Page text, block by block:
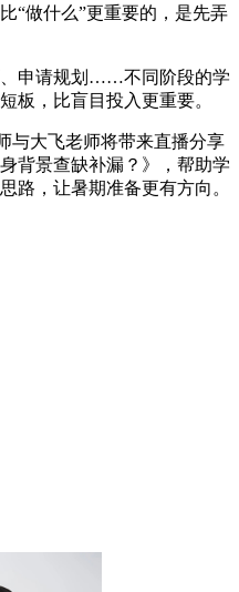
“做什么”更重要的，是先弄
申请规划……不同阶段的学
板，比盲目投入更重要。
与大飞老师将带来直播分享
背景查缺补漏？》，帮助学
路，让暑期准备更有方向。